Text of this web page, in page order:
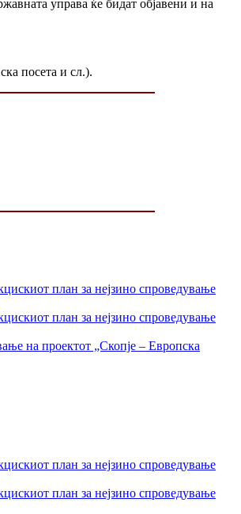
управа ќе бидат објавени и на
посета и сл.).
план за нејзино спроведување
план за нејзино спроведување
на проектот „Скопје – Европска
план за нејзино спроведување
план за нејзино спроведување